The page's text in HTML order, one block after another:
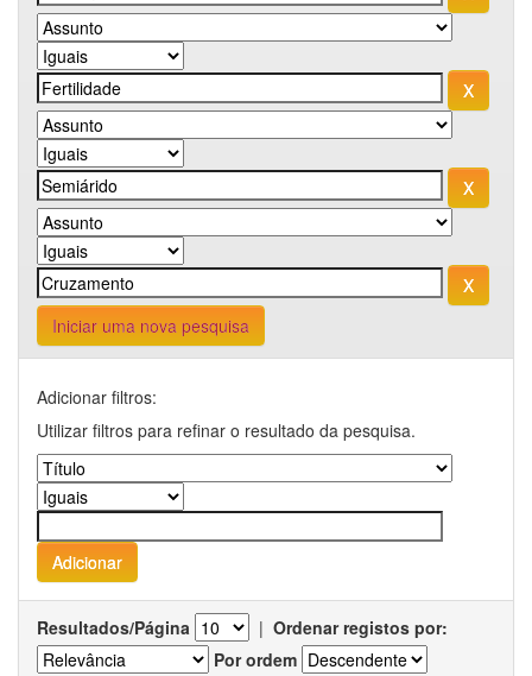
Iniciar uma nova pesquisa
Adicionar filtros:
Utilizar filtros para refinar o resultado da pesquisa.
Resultados/Página | Ordenar registos por:
Por ordem